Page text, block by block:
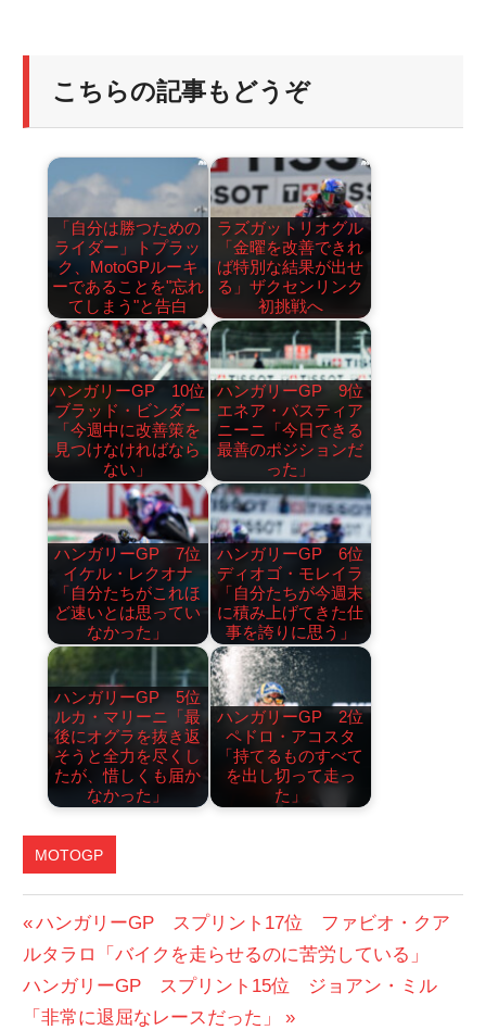
こちらの記事もどうぞ
「自分は勝つための
ライダー」トプラッ
ク、MotoGPルーキ
ーであることを"忘れ
てしまう"と告白
ラズガットリオグル
「金曜を改善できれ
ば特別な結果が出せ
る」ザクセンリンク
初挑戦へ
ハンガリーGP 10位
ブラッド・ビンダー
「今週中に改善策を
見つけなければなら
ない」
ハンガリーGP 9位
エネア・バスティア
ニーニ「今日できる
最善のポジションだ
った」
ハンガリーGP 7位
イケル・レクオナ
「自分たちがこれほ
ど速いとは思ってい
なかった」
ハンガリーGP 6位
ディオゴ・モレイラ
「自分たちが今週末
に積み上げてきた仕
事を誇りに思う」
ハンガリーGP 5位
ルカ・マリーニ「最
後にオグラを抜き返
そうと全力を尽くし
たが、惜しくも届か
なかった」
ハンガリーGP 2位
ペドロ・アコスタ
「持てるものすべて
を出し切って走っ
た」
MOTOGP
ク・
ミラ
ー
投
稿
ナ
前
の
投
稿:
ハンガリーGP スプリント17位 ファビオ・クア
ルタラロ「バイクを走らせるのに苦労している」
次
の
ハンガリーGP スプリント15位 ジョアン・ミル
「非常に退屈なレースだった」